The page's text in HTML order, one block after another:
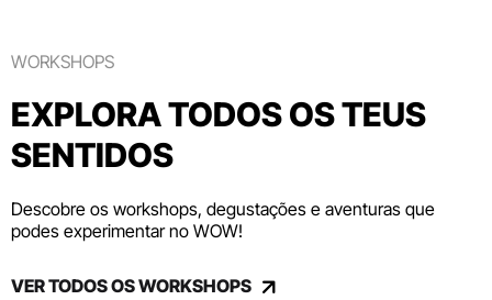
WORKSHOPS
EXPLORA TODOS OS TEUS
SENTIDOS
Descobre os workshops, degustações e aventuras que
podes experimentar no WOW!
VER TODOS OS WORKSHOPS